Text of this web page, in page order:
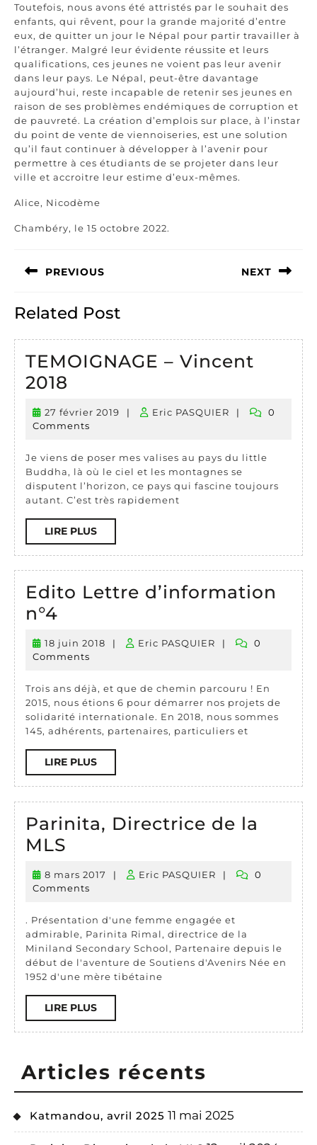
Toutefois, nous avons été attristés par le souhait des
enfants, qui rêvent, pour la grande majorité d’entre
eux, de quitter un jour le Népal pour partir travailler à
l’étranger. Malgré leur évidente réussite et leurs
qualifications, ces jeunes ne voient pas leur avenir
dans leur pays. Le Népal, peut-être davantage
aujourd’hui, reste incapable de retenir ses jeunes en
raison de ses problèmes endémiques de corruption et
de pauvreté. La création d’emplois sur place, à l’instar
du point de vente de viennoiseries, est une solution
qu’il faut continuer à développer à l’avenir pour
permettre à ces étudiants de se projeter dans leur
ville et accroitre leur estime d’eux-mêmes.
Alice, Nicodème
Chambéry, le 15 octobre 2022.
de
PREVIOUS
post:
NEXT
Related Post
TEMOIGNAGE – Vincent
2018
Vincent
27 février 2019
27
| Eric PASQUIER
Eric
|
0
Comments
Je viens de poser mes valises au pays du little
Buddha, là où le ciel et les montagnes se
disputent l’horizon, ce pays qui fascine toujours
autant. C’est très rapidement
LIRE PLUSLIRE
PLUS
Edito Lettre d’information
n°4
Lettre
d’information
18 juin 2018
18
| Eric PASQUIER
Eric
|
0
Comments
Trois ans déjà, et que de chemin parcouru ! En
2015, nous étions 6 pour démarrer nos projets de
solidarité internationale. En 2018, nous sommes
145, adhérents, partenaires, particuliers et
LIRE PLUSLIRE
PLUS
Parinita, Directrice de la
MLS
Directrice
de
MLS
8 mars 2017 | Eric PASQUIER
Eric
|
0
Comments
. Présentation d'une femme engagée et
admirable, Parinita Rimal, directrice de la
Miniland Secondary School, Partenaire depuis le
début de l'aventure de Soutiens d'Avenirs Née en
1952 d'une mère tibétaine
LIRE PLUSLIRE
PLUS
Articles récents
Katmandou, avril 2025 11 mai 2025